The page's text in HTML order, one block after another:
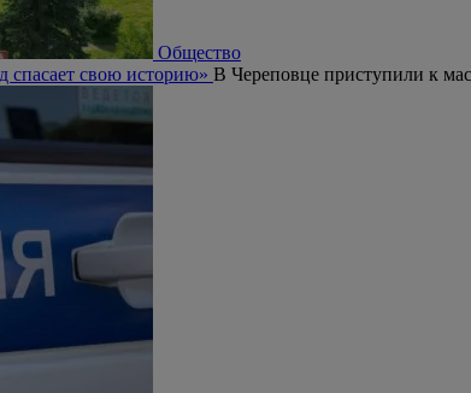
Общество
спасает свою историю» В Череповце приступили к